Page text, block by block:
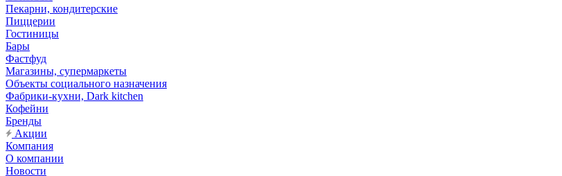
Пекарни, кондитерские
Пиццерии
Гостиницы
Бары
Фастфуд
Магазины, супермаркеты
Объекты социального назначения
Фабрики-кухни, Dark kitchen
Кофейни
Бренды
Акции
Компания
О компании
Новости